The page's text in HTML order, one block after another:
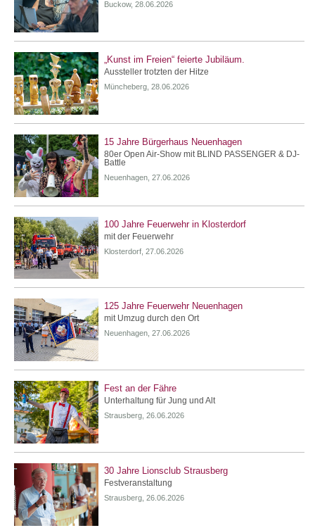
Buckow, 28.06.2026
„Kunst im Freien“ feierte Jubiläum.
Aussteller trotzten der Hitze
Müncheberg, 28.06.2026
15 Jahre Bürgerhaus Neuenhagen
80er Open Air-Show mit BLIND PASSENGER & DJ-
Battle
Neuenhagen, 27.06.2026
100 Jahre Feuerwehr in Klosterdorf
mit der Feuerwehr
Klosterdorf, 27.06.2026
125 Jahre Feuerwehr Neuenhagen
mit Umzug durch den Ort
Neuenhagen, 27.06.2026
Fest an der Fähre
Unterhaltung für Jung und Alt
Strausberg, 26.06.2026
30 Jahre Lionsclub Strausberg
Festveranstaltung
Strausberg, 26.06.2026